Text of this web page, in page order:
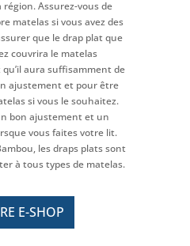
Assurez-vous de
matelas si vous avez des
que le drap plat que
couvrira le matelas
aura suffisamment de
ajustement et pour être
si vous le souhaitez.
bon ajustement et un
vous faites votre lit.
les draps plats sont
à tous types de matelas.
E-SHOP